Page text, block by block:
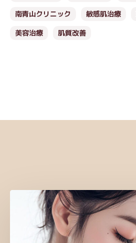
南青山クリニック
敏感肌治療
美容治療
肌質改善